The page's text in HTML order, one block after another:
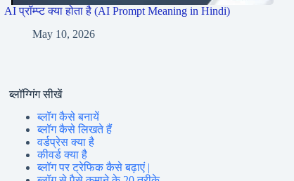
AI प्रॉम्प्ट क्या होता है (AI Prompt Meaning in Hindi)
May 10, 2026
ब्लॉग्गिंग सीखें
ब्लॉग कैसे बनायें
ब्लॉग कैसे लिखते हैं
वर्डप्रेस क्या है
कीवर्ड क्या है
ब्लॉग पर ट्रेफिक कैसे बढ़ाएं |